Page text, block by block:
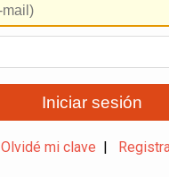
Iniciar sesión
Olvidé mi clave